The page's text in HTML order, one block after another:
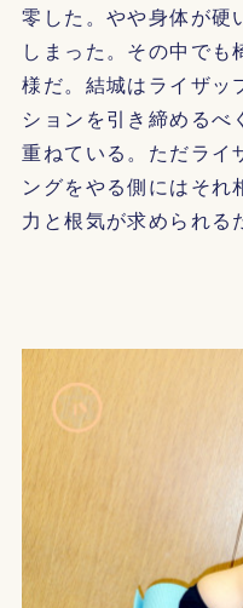
零した。やや身体が硬
しまった。その中でも
様だ。結城はライザッ
ションを引き締めるべ
重ねている。ただライ
ングをやる側にはそれ
力と根気が求められる